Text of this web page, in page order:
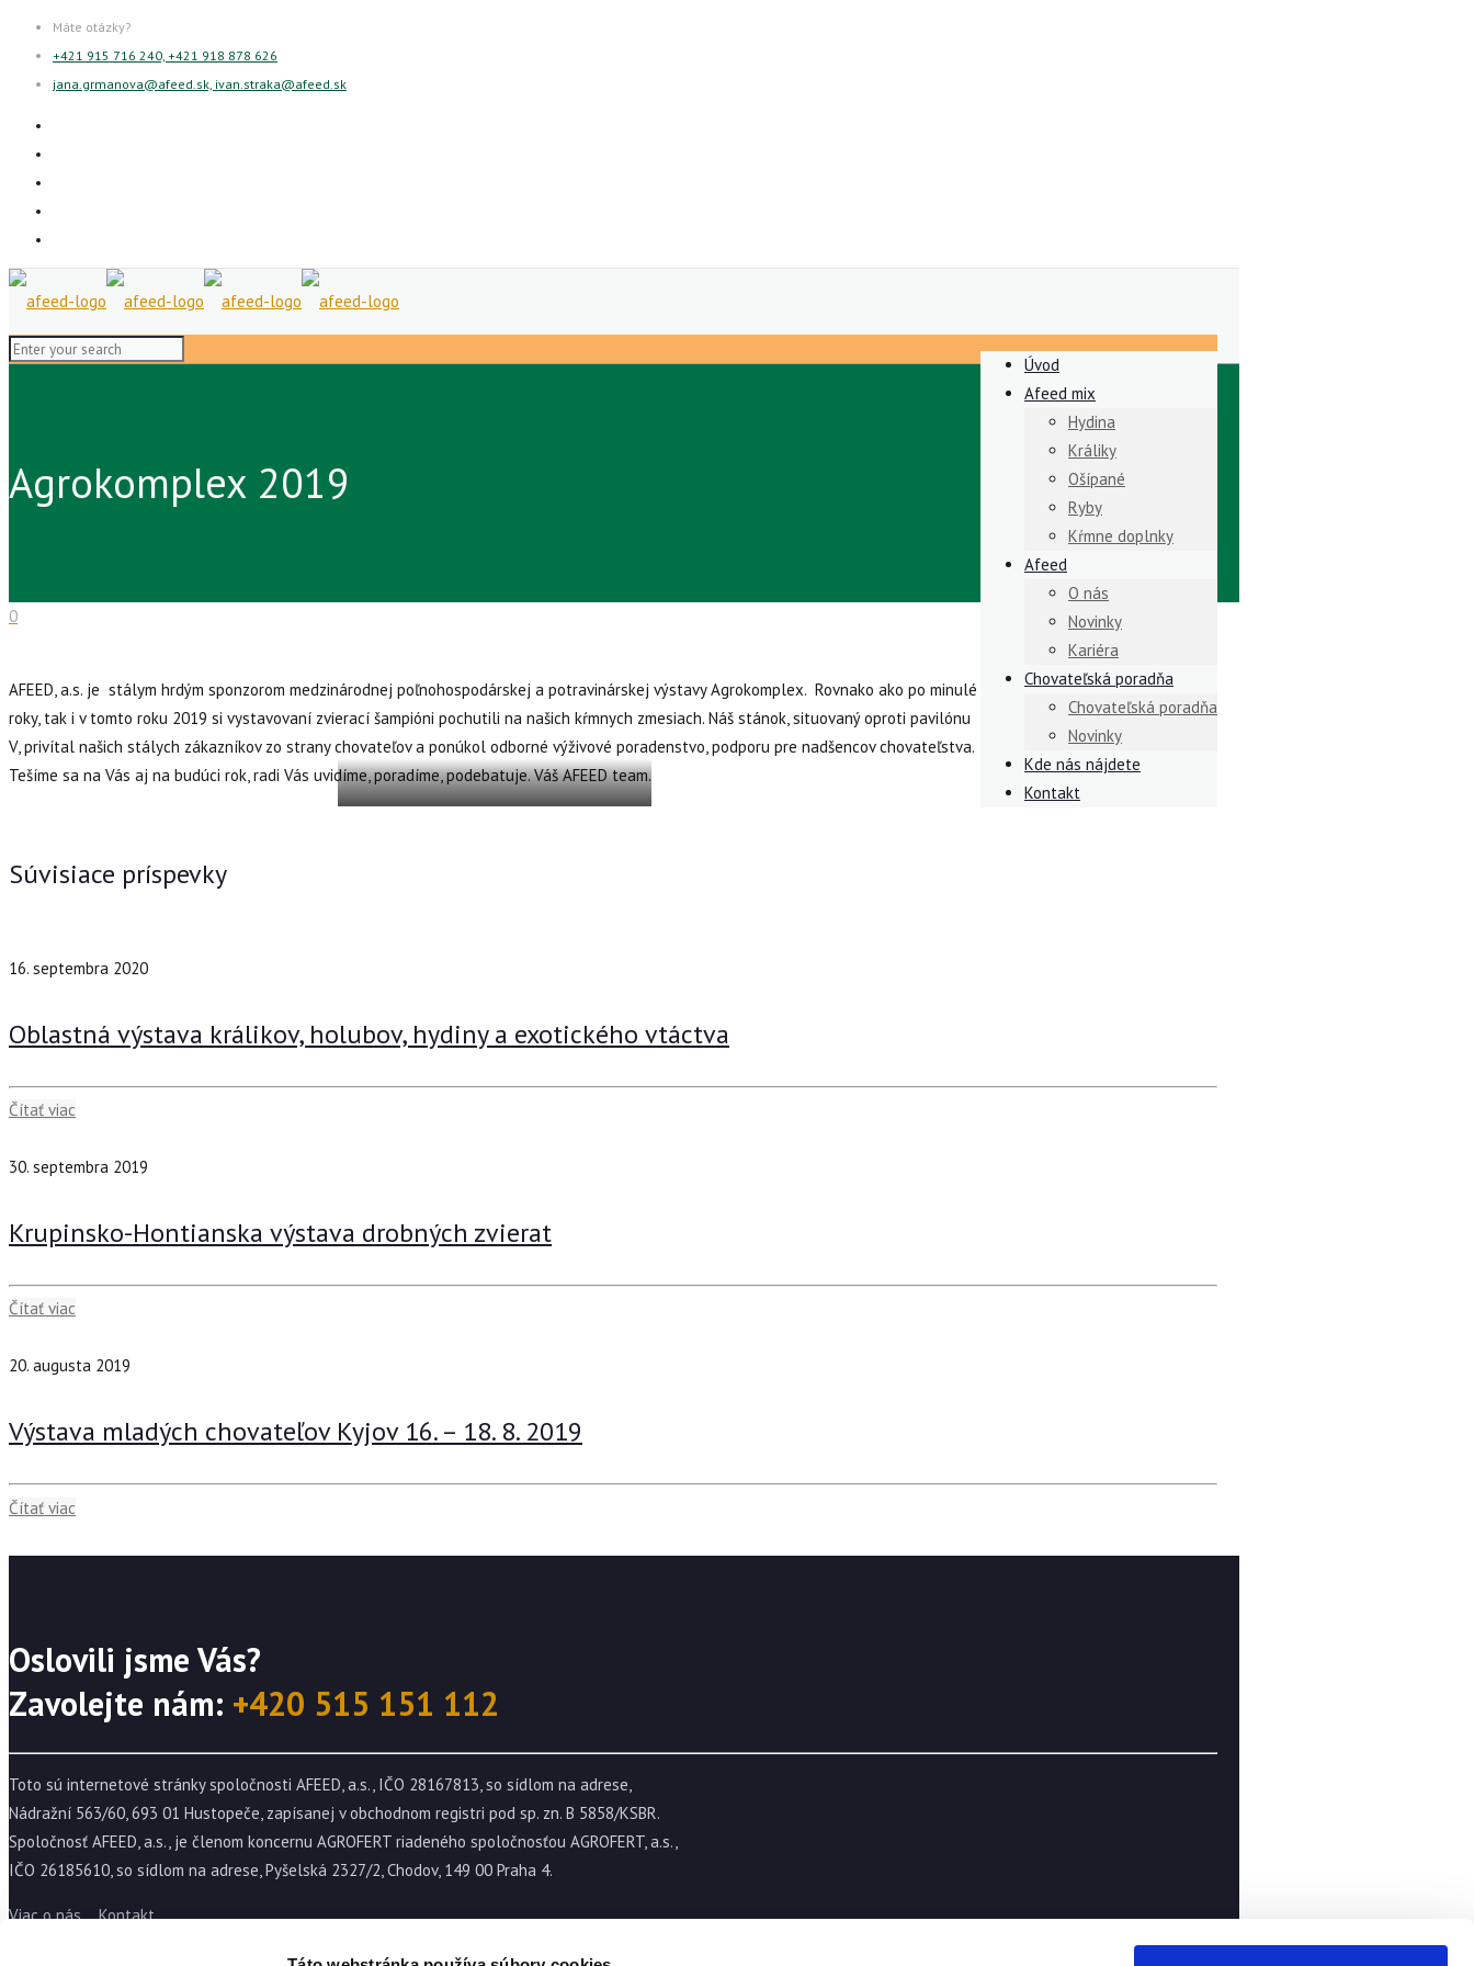
Máte otázky?
+421 915 716 240, +421 918 878 626
jana.grmanova@afeed.sk, ivan.straka@afeed.sk
Úvod
Afeed mix
Hydina
Králiky
Ošípané
Ryby
Kŕmne doplnky
Afeed
O nás
Novinky
Kariéra
Chovateľská poradňa
Chovateľská poradňa
Novinky
Kde nás nájdete
Kontakt
Agrokomplex 2019
0
AFEED, a.s. je stálym hrdým sponzorom medzinárodnej poľnohospodárskej a potravinárskej výstavy Agrokomplex. Rovnako ako po minulé
roky, tak i v tomto roku 2019 si vystavovaní zvierací šampióni pochutili na našich kŕmnych zmesiach. Náš stánok, situovaný oproti pavilónu
V, privítal našich stálych zákazníkov zo strany chovateľov a ponúkol odborné výživové poradenstvo, podporu pre nadšencov chovateľstva.
Tešíme sa na Vás aj na budúci rok, radi Vás uvidíme, poradíme, podebatuje. Váš AFEED team.
35,35,313,320.903809
Súvisiace príspevky
16. septembra 2020
Oblastná výstava králikov, holubov, hydiny a exotického vtáctva
Čítať viac
30. septembra 2019
Krupinsko-Hontianska výstava drobných zvierat
Čítať viac
20. augusta 2019
Výstava mladých chovateľov Kyjov 16. – 18. 8. 2019
Čítať viac
Oslovili jsme Vás?
Zavolejte nám: +420 515 151 112
Toto sú internetové stránky spoločnosti AFEED, a.s., IČO 28167813, so sídlom na adrese,
Nádražní 563/60, 693 01 Hustopeče, zapísanej v obchodnom registri pod sp. zn. B 5858/KSBR.
Spoločnosť AFEED, a.s., je členom koncernu AGROFERT riadeného spoločnosťou AGROFERT, a.s.,
IČO 26185610, so sídlom na adrese, Pyšelská 2327/2, Chodov, 149 00 Praha 4.
Viac o nás Kontakt